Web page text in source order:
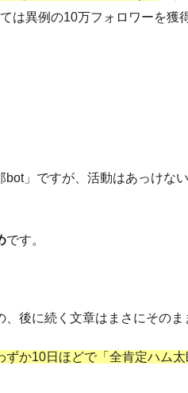
は異例の10万フォロワーを獲
」ですが、活動はあっけな
です。
後に続く文章はまさにそのま
ずか10日ほどで「全肯定ハム太